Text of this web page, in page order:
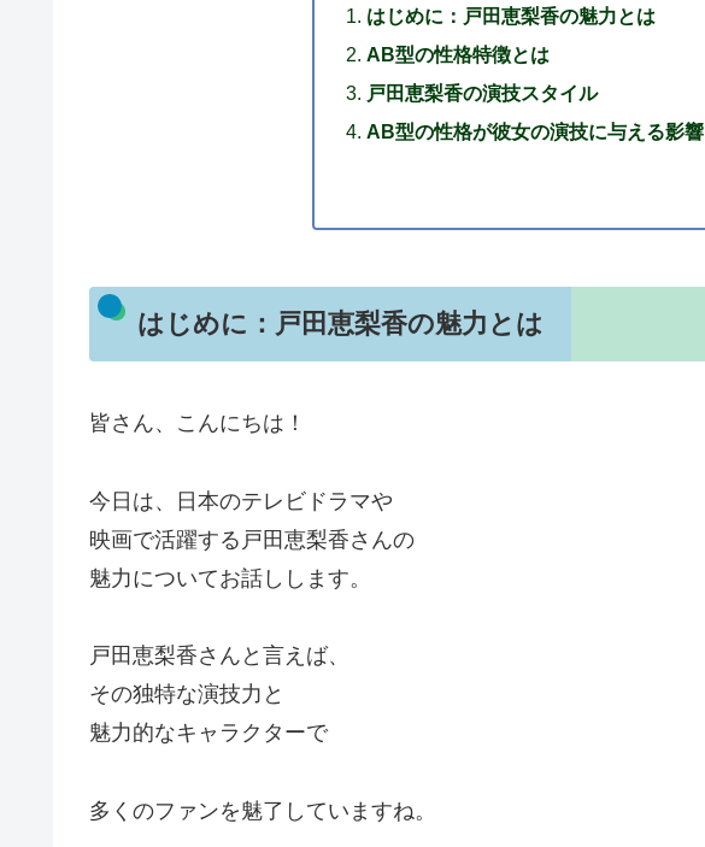
はじめに：戸田恵梨香の魅力とは
AB型の性格特徴とは
戸田恵梨香の演技スタイル
AB型の性格が彼女の演技に与える影響
はじめに：戸田恵梨香の魅力とは
皆さん、こんにちは！
今日は、日本のテレビドラマや
映画で活躍する戸田恵梨香さんの
魅力についてお話しします。
戸田恵梨香さんと言えば、
その独特な演技力と
魅力的なキャラクターで
多くのファンを魅了していますね。